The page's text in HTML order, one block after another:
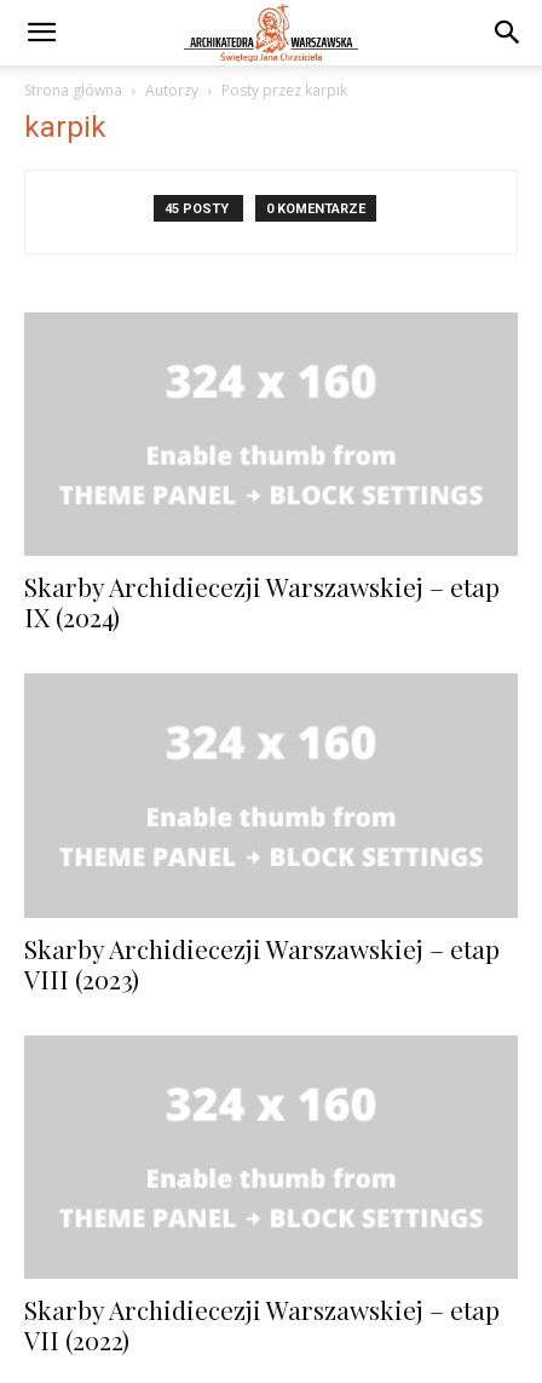
Strona główna Autorzy Posty przez karpik
karpik
45 POSTY 0 KOMENTARZE
Skarby Archidiecezji Warszawskiej – etap
IX (2024)
Skarby Archidiecezji Warszawskiej – etap
VIII (2023)
Skarby Archidiecezji Warszawskiej – etap
VII (2022)